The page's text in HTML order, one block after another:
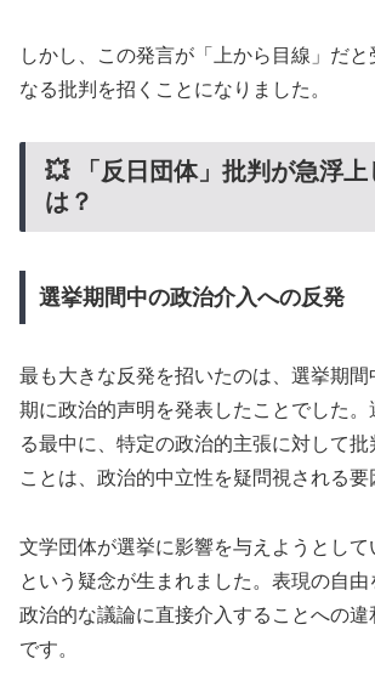
しかし、この発言が「上から目線」だ
なる批判を招くことになりました。
💥 「反日団体」批判が急浮上
は？
選挙期間中の政治介入への反発
最も大きな反発を招いたのは、選挙期
期に政治的声明を発表したことでした。
る最中に、特定の政治的主張に対して
ことは、政治的中立性を疑問視される要
文学団体が選挙に影響を与えようとし
という疑念が生まれました。表現の自由
政治的な議論に直接介入することへの
です。